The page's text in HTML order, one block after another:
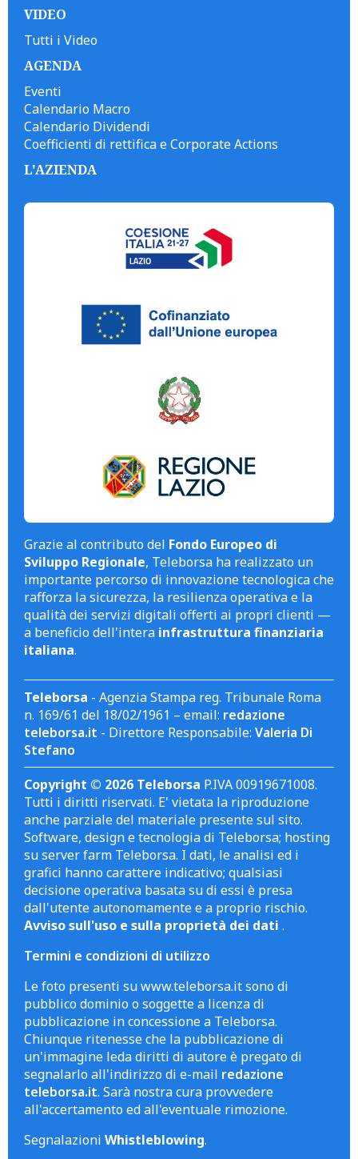
VIDEO
Tutti i Video
AGENDA
Eventi
Calendario Macro
Calendario Dividendi
Coefficienti di rettifica e Corporate Actions
L'AZIENDA
Grazie al contributo del Fondo Europeo di
Sviluppo Regionale, Teleborsa ha realizzato un
importante percorso di innovazione tecnologica che
rafforza la sicurezza, la resilienza operativa e la
qualità dei servizi digitali offerti ai propri clienti —
a beneficio dell'intera infrastruttura finanziaria
italiana.
Teleborsa - Agenzia Stampa reg. Tribunale Roma
n. 169/61 del 18/02/1961 – email: redazione
teleborsa.it - Direttore Responsabile: Valeria Di
Stefano
Copyright © 2026 Teleborsa P.IVA 00919671008.
Tutti i diritti riservati. E' vietata la riproduzione
anche parziale del materiale presente sul sito.
Software, design e tecnologia di Teleborsa; hosting
su server farm Teleborsa. I dati, le analisi ed i
grafici hanno carattere indicativo; qualsiasi
decisione operativa basata su di essi è presa
dall'utente autonomamente e a proprio rischio.
Avviso sull'uso e sulla proprietà dei dati .
Termini e condizioni di utilizzo
Le foto presenti su www.teleborsa.it sono di
pubblico dominio o soggette a licenza di
pubblicazione in concessione a Teleborsa.
Chiunque ritenesse che la pubblicazione di
un'immagine leda diritti di autore è pregato di
segnalarlo all'indirizzo di e-mail redazione
teleborsa.it. Sarà nostra cura provvedere
all'accertamento ed all'eventuale rimozione.
Segnalazioni Whistleblowing.